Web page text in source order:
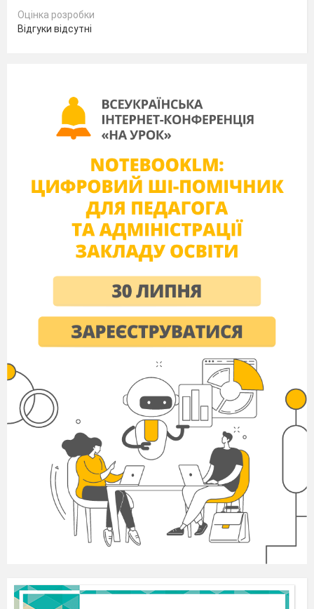
Оцінка розробки
Відгуки відсутні